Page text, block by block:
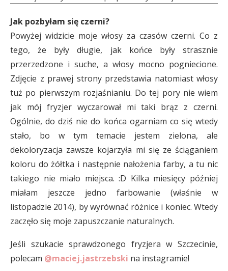
Jak pozbyłam się czerni?
Powyżej widzicie moje włosy za czasów czerni. Co z
tego, że były długie, jak końce były strasznie
przerzedzone i suche, a włosy mocno pogniecione.
Zdjęcie z prawej strony przedstawia natomiast włosy
tuż po pierwszym rozjaśnianiu. Do tej pory nie wiem
jak mój fryzjer wyczarował mi taki brąz z czerni.
Ogólnie, do dziś nie do końca ogarniam co się wtedy
stało, bo w tym temacie jestem zielona, ale
dekoloryzacja zawsze kojarzyła mi się ze ściąganiem
koloru do żółtka i następnie nałożenia farby, a tu nic
takiego nie miało miejsca. :D Kilka miesięcy później
miałam jeszcze jedno farbowanie (właśnie w
listopadzie 2014), by wyrównać różnice i koniec. Wtedy
zaczęło się moje zapuszczanie naturalnych.
Jeśli szukacie sprawdzonego fryzjera w Szczecinie,
polecam @maciej.jastrzebski na instagramie!